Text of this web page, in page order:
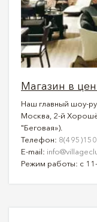
Магазин в
Наш главный шоу-
Москва, 2-й
"Беговая»).
Телефон:
E-mail:
Режим работы: с